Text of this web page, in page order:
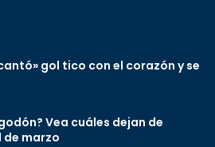
gol tico con el corazón y se
Vea cuáles dejan de
de marzo